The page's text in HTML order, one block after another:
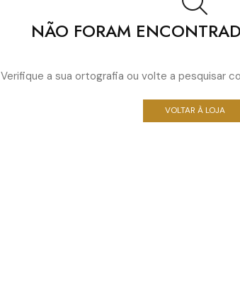
NÃO FORAM
Verifique a sua ortografia ou volte a pesquisar
VOLTAR À LOJA